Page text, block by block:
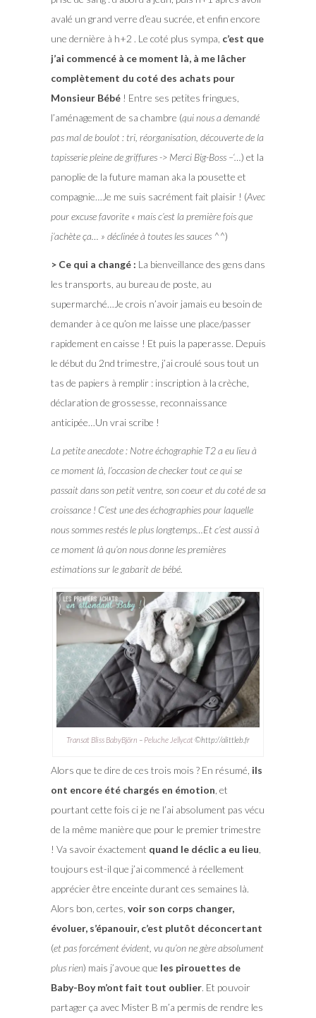
avalé un grand verre d’eau sucrée, et enfin encore
une dernière à h+2 . Le coté plus sympa, c’est que
j’ai commencé à ce moment là, à me lâcher
complètement du coté des achats pour
Monsieur Bébé! Entre ses petites fringues,
l’aménagement de sa chambre (qui nous a demandé
pas mal de boulot : tri, réorganisation, découverte de la
tapisserie pleine de griffures -> Merci Big-Boss –‘…) et la
panoplie de la future maman aka la pousette et
compagnie…Je me suis sacrément fait plaisir ! (Avec
pour excuse favorite « mais c’est la première fois que
j’achète ça… » déclinée à toutes les sauces ^^)
> Ce qui a changé : La bienveillance des gens dans
les transports, au bureau de poste, au
supermarché…Je crois n’avoir jamais eu besoin de
demander à ce qu’on me laisse une place/passer
rapidement en caisse ! Et puis la paperasse. Depuis
le début du 2nd trimestre, j’ai croulé sous tout un
tas de papiers à remplir : inscription à la crèche,
déclaration de grossesse, reconnaissance
anticipée…Un vrai scribe !
La petite anecdote : Notre échographie T2 a eu lieu à
ce moment là, l’occasion de checker tout ce qui se
passait dans son petit ventre, son coeur et du coté de sa
croissance ! C’est une des échographies pour laquelle
nous sommes restés le plus longtemps…Et c’est aussi à
ce moment là qu’on nous donne les premières
estimations sur le gabarit de bébé.
Transat Bliss BabyBjörn – Peluche Jellycat©http://alittleb.fr
Alors que te dire de ces trois mois ? En résumé, ils
ont encore été chargés en émotion , et
pourtant cette fois ci je ne l’ai absolument pas vécu
de la même manière que pour le premier trimestre
! Va savoir éxactement quand le déclic a eu lieu
toujours est-il que j’ai commencé à réellement
apprécier être enceinte durant ces semaines là.
Alors bon, certes, voir son corps changer,
évoluer, s’épanouir, c’est plutôt déconcertant
(et pas forcément évident, vu qu’on ne gère absolument
plus rien) mais j’avoue que les pirouettes de
Baby-Boy m’ont fait tout oublier. Et pouvoir
partager ça avec Mister B m’a permis de rendre les